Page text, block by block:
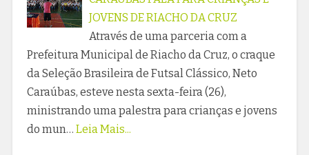
JOVENS DE RIACHO DA CRUZ
Através de uma parceria com a
Prefeitura Municipal de Riacho da Cruz, o craque
da Seleção Brasileira de Futsal Clássico, Neto
Caraúbas, esteve nesta sexta-feira (26),
ministrando uma palestra para crianças e jovens
do mun… Leia Mais...